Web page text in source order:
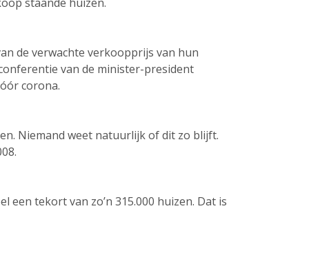
de verwachte verkoopprijs van hun
van de minister-president
corona.
Niemand weet natuurlijk of dit zo blijft.
tekort van zo’n 315.000 huizen. Dat is